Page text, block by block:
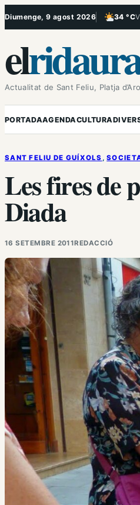
Vés
Diumenge, 9 agost 2026 34 °C
, Poc
el
Actualitat de Sant Feliu, Platja
PORTADAAGENDACULTURA
SANT FELIU DE GUÍXOLS ,
Les fires de
Diada
16 SETEMBRE 2011REDACCIÓ